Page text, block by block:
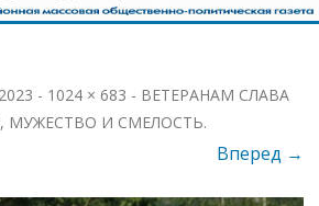
Перейти
- 1024 × 683 - ВЕТЕРАНАМ СЛАВА
МУЖЕСТВО И СМЕЛОСТЬ.
Вперед →